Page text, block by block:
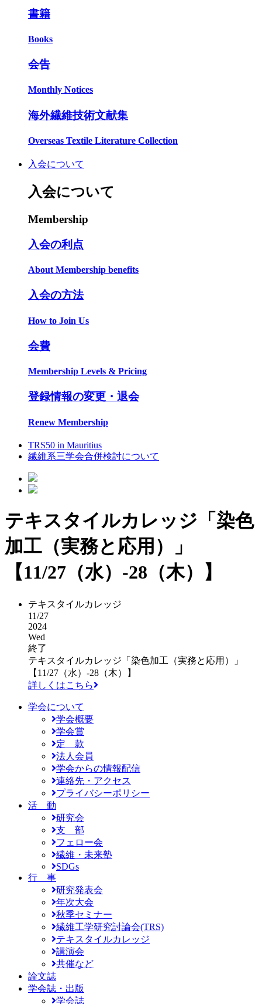
書籍
Books
会告
Monthly Notices
海外繊維技術文献集
Overseas Textile Literature Collection
入会について
入会について
Membership
入会の利点
About Membership benefits
入会の方法
How to Join Us
会費
Membership Levels & Pricing
登録情報の変更・退会
Renew Membership
TRS50 in Mauritius
繊維系三学会合併検討について
テキスタイルカレッジ「染色
加工（実務と応用）」
【11/27（水）-28（木）】
テキスタイルカレッジ
11/27
2024
Wed
終了
テキスタイルカレッジ「染色加工（実務と応用）」
【11/27（水）-28（木）】
詳しくはこちら
学会について
学会概要
学会賞
定 款
法人会員
学会からの情報配信
連絡先・アクセス
プライバシーポリシー
活 動
研究会
支 部
フェロー会
繊維・未来塾
SDGs
行 事
研究発表会
年次大会
秋季セミナー
繊維工学研究討論会(TRS)
テキスタイルカレッジ
講演会
共催など
論文誌
学会誌・出版
学会誌